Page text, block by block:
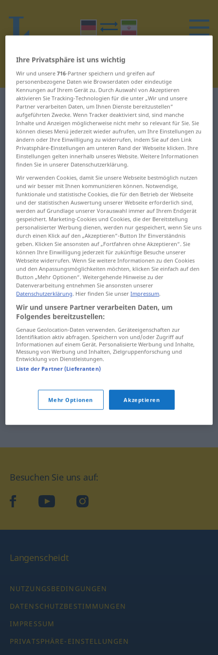
Deutsch-Persisch Wörterbuch H 17
Wörter auf Deutsch, die mit H
beginnen – hinterlegen ...
Hitzschlag
hinterlegen
Hintern
Hintertür
hinterziehen
Hinterziehung
Hinterzimmer
hinüber
hinunter
hinunterschlucken
Hinweis
hinzufügen
Hirn
Hirnhautentzündung
Hirsch
Hirse
Hirte
historisch
Hit
Hitze
Hitzschlag
Besuchen Sie uns auf:
facebook YouTube Instagram
Langenscheidt
NUTZUNGSBEDINGUNGEN
DATENSCHUTZBESTIMMUNGEN
IMPRESSUM
PRIVATSPHÄRE-EINSTELLUNGEN
Ihre Privatsphäre ist uns wichtig
Wir und unsere716-Partner speichern und greifen auf
personenbezogene Daten wie Browserdaten oder eindeutige
Kennungen auf Ihrem Gerät zu. Durch Auswahl von Akzeptieren
aktivieren Sie Tracking-Technologien für die unter „Wir und unsere
Partner verarbeiten Daten, um Ihnen Dienste bereitzustellen“
aufgeführten Zwecke. Wenn Tracker deaktiviert sind, sind manche
Inhalte und Anzeigen möglicherweise nicht mehr so relevant für Sie. Sie
können dieses Menü jederzeit wieder aufrufen, um Ihre Einstellungen zu
ändern oder Ihre Einwilligung zu widerrufen, indem Sie auf den Link
Privatsphäre-Einstellungen am unteren Rand der Webseite klicken. Ihre
Einstellungen gelten innerhalb unseres Website. Weitere Informationen
finden Sie in unserer Datenschutzerklärung.
Wir verwenden Cookies, damit Sie unsere Webseite bestmöglich nutzen
und wir besser mit Ihnen kommunizieren können. Notwendige,
funktionale und statistische Cookies, die für den Betrieb der Webseite
und der statistischen Auswertung unserer Webseite erforderlich sind,
werden auf Grundlage unserer Vorauswahl immer auf Ihrem Endgerät
gespeichert. Marketing-Cookies und Cookies, die der Bereitstellung
personalisierter Werbung dienen, werden nur gespeichert, wenn Sie uns
durch einen Klick auf den „Akzeptieren“-Button Ihr Einverständnis
geben. Klicken Sie ansonsten auf „Fortfahren ohne Akzeptieren“. Sie
können Ihre Einwilligung jederzeit für zukünftige Besuche unserer
Webseite widerrufen. Wenn Sie weitere Informationen zu den Cookies
und den Anpassungsmöglichkeiten möchten, klicken Sie einfach auf den
Button „Mehr Optionen“. Weitergehende Hinweise zu der
Datenverarbeitung entnehmen Sie ansonsten unserer
Datenschutzerklärung. Hier finden Sie unserImpressum.
Wir und unsere Partner verarbeiten Daten, um
Folgendes bereitzustellen:
Genaue Geolocation-Daten verwenden. Geräteeigenschaften zur
Identifikation aktiv abfragen. Speichern von und/oder Zugriff auf
Informationen auf einem Gerät. Personalisierte Werbung und Inhalte,
Messung von Werbung und Inhalten, Zielgruppenforschung und
Entwicklung von Dienstleistungen.
Liste der Partner (Lieferanten)
Mehr Optionen Akzeptieren